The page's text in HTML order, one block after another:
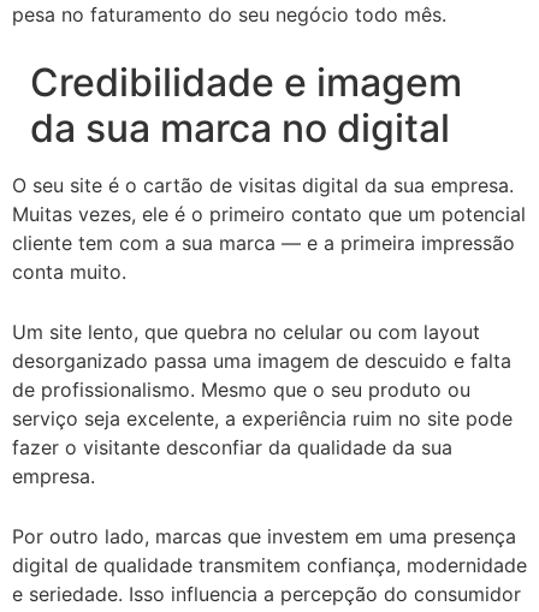
pesa no faturamento do seu negócio todo mês.
Credibilidade e imagem
da sua marca no digital
O seu site é o cartão de visitas digital da sua empresa.
Muitas vezes, ele é o primeiro contato que um potencial
cliente tem com a sua marca — e a primeira impressão
conta muito.
Um site lento, que quebra no celular ou com layout
desorganizado passa uma imagem de descuido e falta
de profissionalismo. Mesmo que o seu produto ou
serviço seja excelente, a experiência ruim no site pode
fazer o visitante desconfiar da qualidade da sua
empresa.
Por outro lado, marcas que investem em uma presença
digital de qualidade transmitem confiança, modernidade
e seriedade. Isso influencia a percepção do consumidor